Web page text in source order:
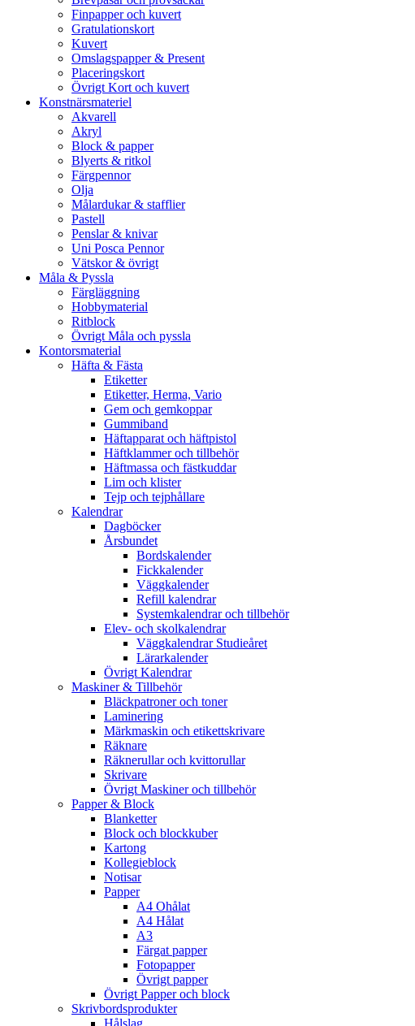
Finpapper och kuvert
Gratulationskort
Kuvert
Omslagspapper & Present
Placeringskort
Övrigt Kort och kuvert
Konstnärsmateriel
Akvarell
Akryl
Block & papper
Blyerts & ritkol
Färgpennor
Olja
Målardukar & stafflier
Pastell
Penslar & knivar
Uni Posca Pennor
Vätskor & övrigt
Måla & Pyssla
Färgläggning
Hobbymaterial
Ritblock
Övrigt Måla och pyssla
Kontorsmaterial
Häfta & Fästa
Etiketter
Etiketter, Herma, Vario
Gem och gemkoppar
Gummiband
Häftapparat och häftpistol
Häftklammer och tillbehör
Häftmassa och fästkuddar
Lim och klister
Tejp och tejphållare
Kalendrar
Dagböcker
Årsbundet
Bordskalender
Fickkalender
Väggkalender
Refill kalendrar
Systemkalendrar och tillbehör
Elev- och skolkalendrar
Väggkalendrar Studieåret
Lärarkalender
Övrigt Kalendrar
Maskiner & Tillbehör
Bläckpatroner och toner
Laminering
Märkmaskin och etikettskrivare
Räknare
Räknerullar och kvittorullar
Skrivare
Övrigt Maskiner och tillbehör
Papper & Block
Blanketter
Block och blockkuber
Kartong
Kollegieblock
Notisar
Papper
A4 Ohålat
A4 Hålat
A3
Färgat papper
Fotopapper
Övrigt papper
Övrigt Papper och block
Skrivbordsprodukter
Hålslag